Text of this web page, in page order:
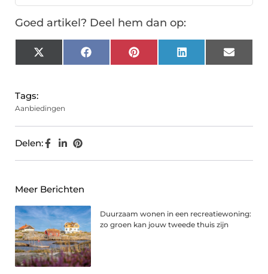
Goed artikel? Deel hem dan op:
X
(Twitter)
FacebookPinterest LinkedIn Email
Tags:
Aanbiedingen
Delen:
Meer Berichten
Duurzaam wonen in een recreatiewoning:
zo groen kan jouw tweede thuis zijn